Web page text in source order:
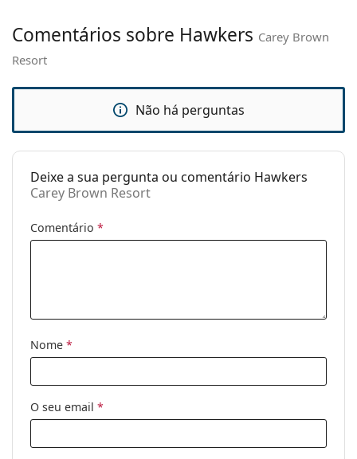
Acessórios
Estojo:
Pano de
Não
Outros
Categoria:
Óculos de sol
Uso:
Moda
Comentários sobre Hawkers Carey Brown
Resort
Não há perguntas
Deixe a sua pergunta ou comentário Hawkers
Carey Brown Resort
Comentário *
Nome *
O seu email *